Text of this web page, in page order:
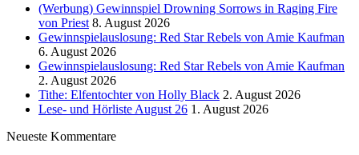
(Werbung) Gewinnspiel Drowning Sorrows in Raging Fire
von Priest 8. August 2026
Gewinnspielauslosung: Red Star Rebels von Amie Kaufman
6. August 2026
Gewinnspielauslosung: Red Star Rebels von Amie Kaufman
2. August 2026
Tithe: Elfentochter von Holly Black 2. August 2026
Lese- und Hörliste August 26 1. August 2026
Neueste Kommentare